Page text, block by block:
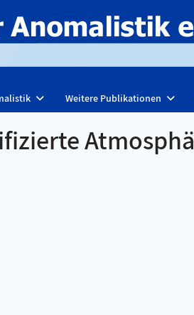
Weitere Publikationen